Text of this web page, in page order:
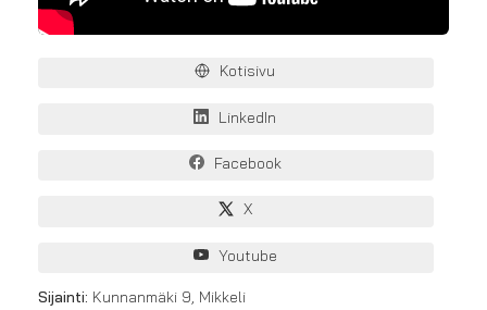
Kotisivu
LinkedIn
Facebook
X
Youtube
Sijainti: Kunnanmäki 9, Mikkeli